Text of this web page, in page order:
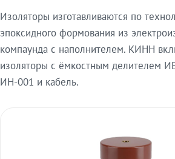
Изоляторы изготавливаются по
эпоксидного формования из
компаунда с наполнителем. КИНН
изоляторы с ёмкостным делителем
ИН-001 и кабель.